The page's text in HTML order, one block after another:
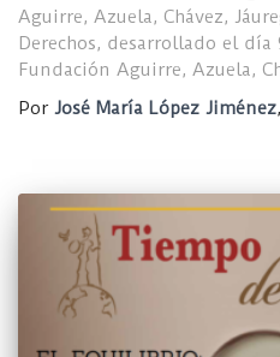
Aguirre, Azuela, Chávez,
Derechos, desarrollado el día
Fundación Aguirre, Azuela,
Por José María López Jiménez